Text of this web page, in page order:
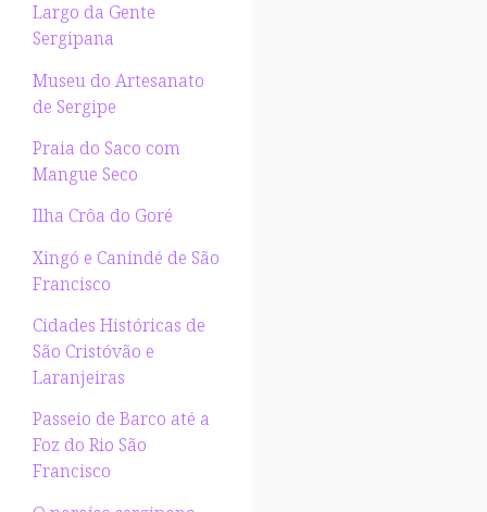
Largo da Gente
Sergipana
Museu do Artesanato
de Sergipe
Praia do Saco com
Mangue Seco
Ilha Crôa do Goré
Xingó e Canindé de São
Francisco
Cidades Históricas de
São Cristóvão e
Laranjeiras
Passeio de Barco até a
Foz do Rio São
Francisco